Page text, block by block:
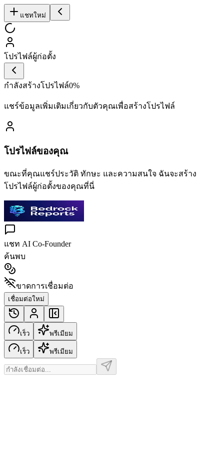
แชทใหม่
โปรไฟล์ผู้ก่อตั้ง
กำลังสร้างโปรไฟล์0%
แชร์ข้อมูลเพิ่มเติมเกี่ยวกับตัวคุณเพื่อสร้างโปรไฟล์
โปรไฟล์ของคุณ
ขณะที่คุณแชร์ประวัติ ทักษะ และความสนใจ ฉันจะสร้าง
โปรไฟล์ผู้ก่อตั้งของคุณที่นี่
แชท AI Co-Founder
ค้นพบ
ขาดการเชื่อมต่อ
เชื่อมต่อใหม่
เร็ว พรีเมียม
เร็ว พรีเมียม